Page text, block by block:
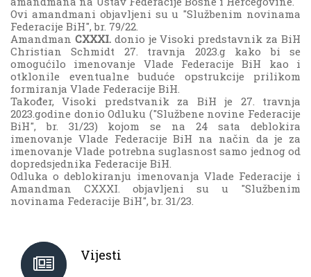
Ovi amandmani objavljeni su u "Službenim novinama
Federacije BiH", br. 79/22.
Amandman CXXXI.donio je Visoki predstavnik za BiH
Christian Schmidt 27. travnja 2023.g kako bi se
omogućilo imenovanje Vlade Federacije BiH kao i
otklonile eventualne buduće opstrukcije prilikom
formiranja Vlade Federacije BiH.
Također, Visoki predstvanik za BiH je 27. travnja
2023.godine donio Odluku ("Službene novine Federacije
BiH", br. 31/23) kojom se na 24 sata deblokira
imenovanje Vlade Federacije BiH na način da je za
imenovanje Vlade potrebna suglasnost samo jednog od
dopredsjednika Federacije BiH.
Odluka o deblokiranju imenovanja Vlade Federacije i
Amandman CXXXI. objavljeni su u "Službenim
novinama Federacije BiH", br. 31/23.
Vijesti